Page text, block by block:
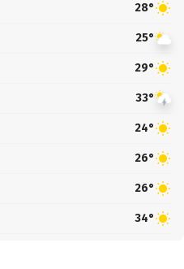
28°
25°
29°
33°
24°
26°
26°
34°